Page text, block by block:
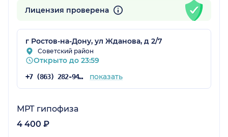
Лицензия проверена
г Ростов-на-Дону, ул Жданова, д 2/7
Советский район
Открыто до 23:59
+7 (863) 282-94-40 показать
МРТ гипофиза
4 400 ₽